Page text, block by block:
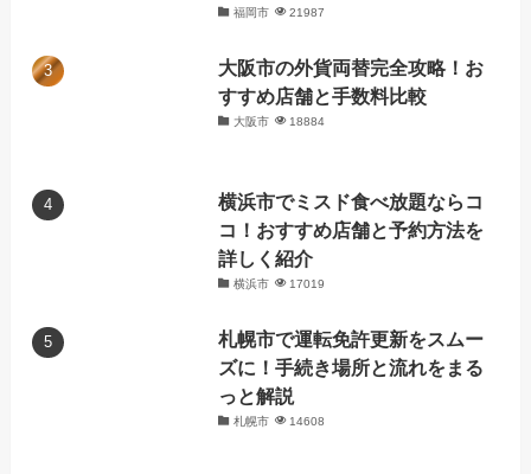
福岡市 21987
大阪市の外貨両替完全攻略！お
すすめ店舗と手数料比較
大阪市 18884
横浜市でミスド食べ放題ならコ
コ！おすすめ店舗と予約方法を
詳しく紹介
横浜市 17019
札幌市で運転免許更新をスムー
ズに！手続き場所と流れをまる
っと解説
札幌市 14608